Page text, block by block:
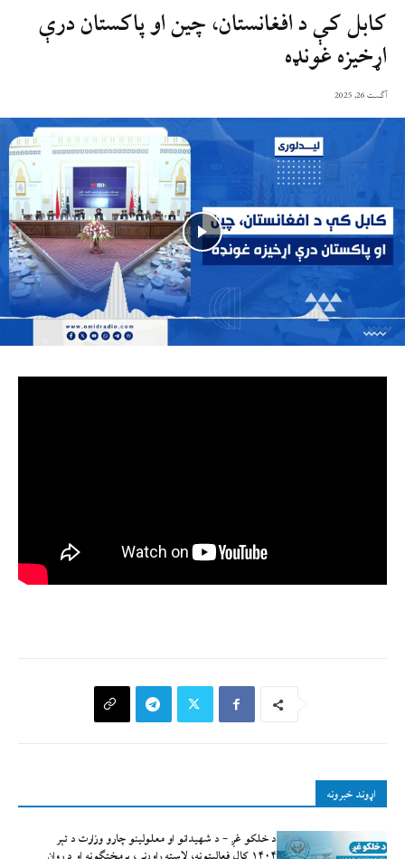
کابل کې د افغانستان، چین او پاکستان درې
اړخیزه غونډه
آگست 26, 2025
اړوند خبرونه
د خلکو غږ – د شهیدانو او معلولینو چارو وزارت د تېر